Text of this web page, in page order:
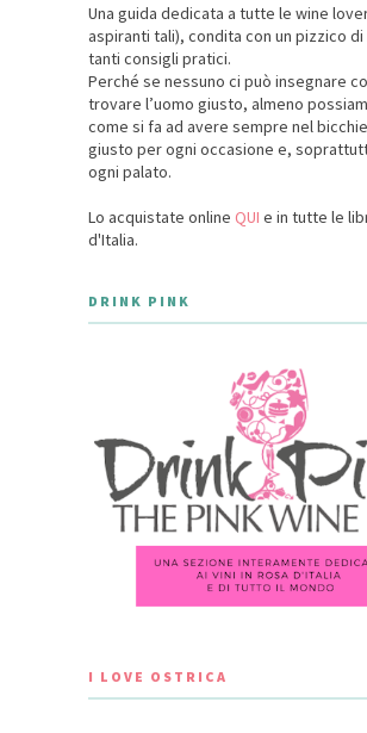
Una guida dedicata a tutte le wine
aspiranti tali), condita con un pizzico di
tanti consigli pratici.
Perché se nessuno ci può insegnare
trovare l’uomo giusto, almeno
come si fa ad avere sempre nel
giusto per ogni occasione e,
ogni palato.
Lo acquistate online QUI e in tutte le
d'Italia.
DRINK PINK
I LOVE OSTRICA